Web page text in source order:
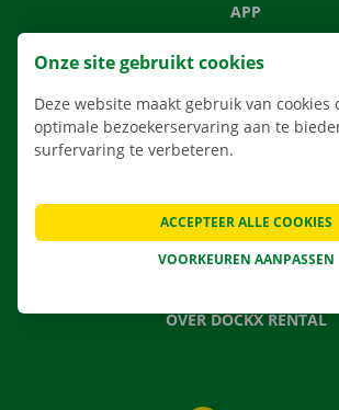
APP
CONTACTEER ONS
NIEUWS
CADEAUBON
OVER DOCKX RENTAL
Onze site gebruikt cookies
Deze website maakt gebruik van cookies
optimale bezoekerservaring aan te
surfervaring te verbeteren.
VOORKEUREN AANPASSEN
ACCEPTEER ALLE COOKIES